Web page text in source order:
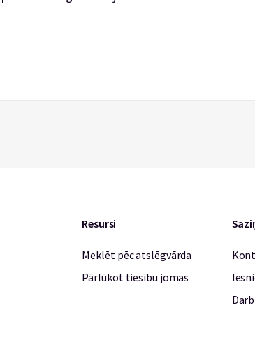
Resursi
Meklēt pēc atslēgvārda
Pārlūkot tiesību jomas